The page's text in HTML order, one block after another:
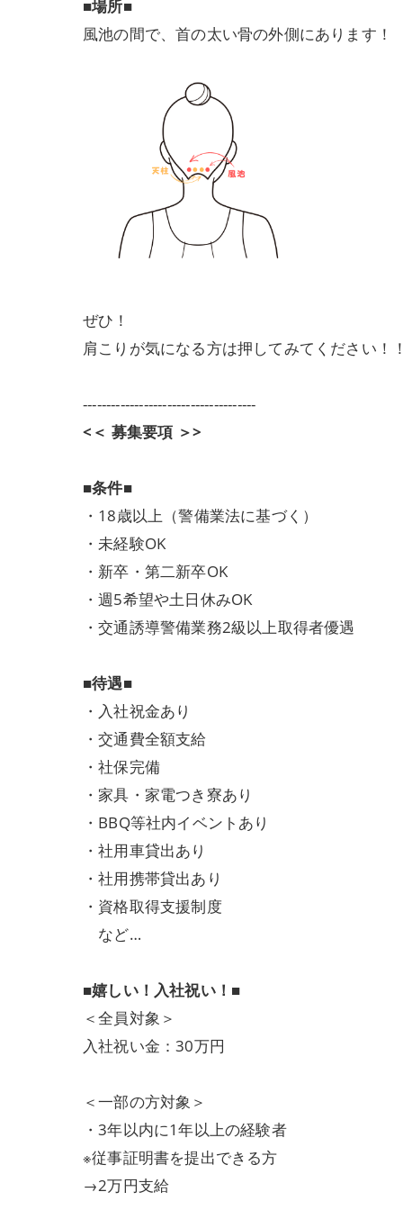
■場所■
風池の間で、首の太い骨の外側にあります！
ぜひ！
肩こりが気になる方は押してみてください！
-------------------------------------
<＜ 募集要項 ＞>
■条件■
・18歳以上（警備業法に基づく）
・未経験OK
・新卒・第二新卒OK
・週5希望や土日休みOK
・交通誘導警備業務2級以上取得者優遇
■待遇■
・入社祝金あり
・交通費全額支給
・社保完備
・家具・家電つき寮あり
・BBQ等社内イベントあり
・社用車貸出あり
・社用携帯貸出あり
・資格取得支援制度
など…
■嬉しい！入社祝い！■
＜全員対象＞
入社祝い金：30万円
＜一部の方対象＞
・3年以内に1年以上の経験者
※従事証明書を提出できる方
→2万円支給